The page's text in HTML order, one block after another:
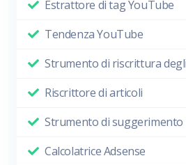
Estrattore di tag YouTube
Tendenza YouTube
Strumento di riscrittura
Riscrittore di articoli
Strumento di suggerimento
Calcolatrice Adsense